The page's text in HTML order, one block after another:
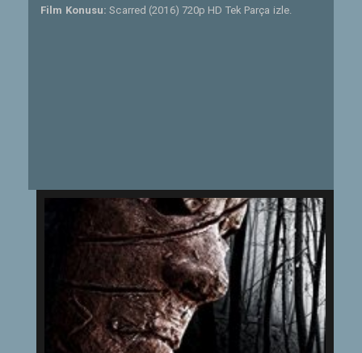
Film Konusu:Scarred (2016) 720p HD Tek Parça izle.